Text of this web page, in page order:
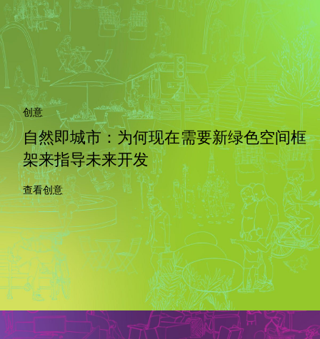
创意
自然即城市：为何现在需要新绿色空间框
架来指导未来开发
查看创意